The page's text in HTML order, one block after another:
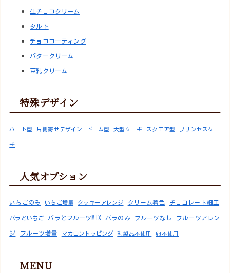
生チョコクリーム
タルト
チョココーティング
バタークリーム
豆乳クリーム
特殊デザイン
ハート型 片側寄せデザイン ドーム型 大型ケーキ スクエア型 プリンセスケー
キ
人気オプション
いちごのみ いちご増量 クッキーアレンジ クリーム着色 チョコレート細工
バラといちご バラとフルーツMIX バラのみ フルーツなし フルーツアレン
ジ フルーツ増量 マカロントッピング 乳製品不使用 卵不使用
MENU